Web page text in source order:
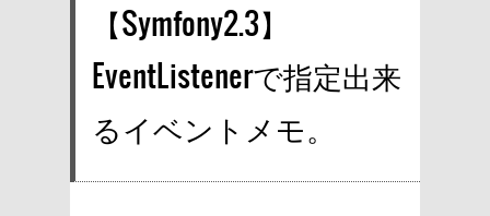
【Symfony2.3】
EventListenerで指定出来
るイベントメモ。